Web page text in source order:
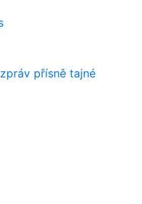
přísně tajné